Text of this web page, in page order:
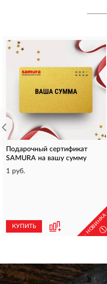
Подарочный сертификат
SAMURA на вашу сумму
1 руб.
КУПИТЬ - НОВИНКА -
!